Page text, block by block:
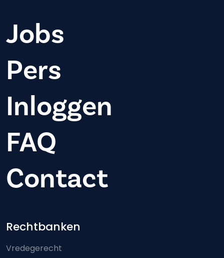
Jobs
Pers
Inloggen
FAQ
Contact
Footer-menu
Rechtbanken
Vredegerecht